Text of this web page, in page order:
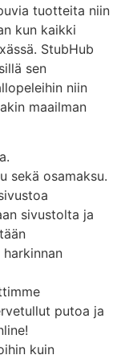
tuotteita niin
kun kaikki
StubHub
sen
niin
maailman
sekä osamaksu.
sivustolta ja
harkinnan
putoa ja
kuin